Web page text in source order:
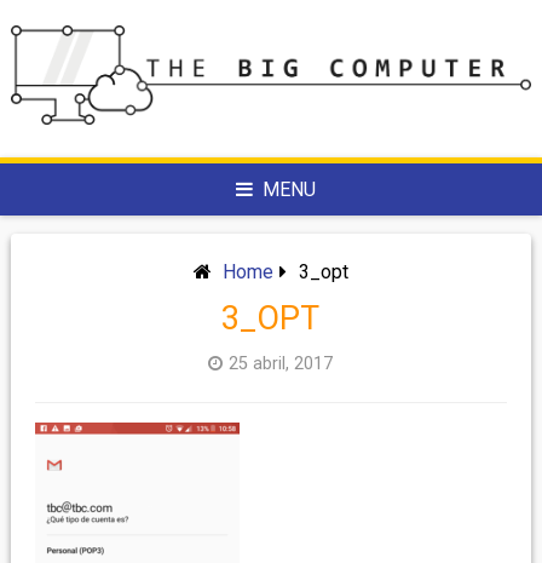
to
MENU
Home 3_opt
3_OPT
25 abril, 2017